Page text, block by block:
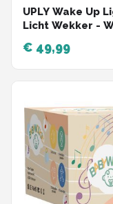
UPLY Wake Up
Licht Wekker -
€ 49,99